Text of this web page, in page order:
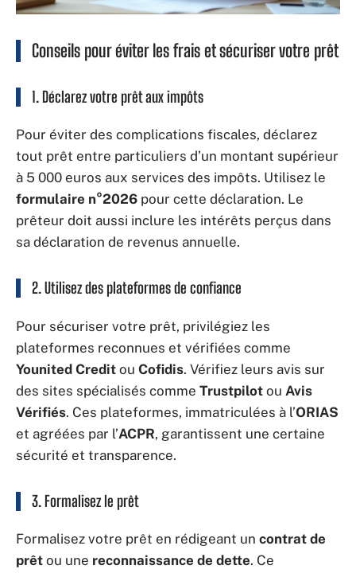
Conseils pour éviter les frais et sécuriser votre prêt
1. Déclarez votre prêt aux impôts
Pour éviter des complications fiscales, déclarez
tout prêt entre particuliers d’un montant supérieur
à 5 000 euros aux services des impôts. Utilisez le
formulaire n°2026 pour cette déclaration. Le
prêteur doit aussi inclure les intérêts perçus dans
sa déclaration de revenus annuelle.
2. Utilisez des plateformes de confiance
Pour sécuriser votre prêt, privilégiez les
plateformes reconnues et vérifiées comme
Younited Credit ou Cofidis. Vérifiez leurs avis sur
des sites spécialisés comme Trustpilot ou Avis
Vérifiés. Ces plateformes, immatriculées à l’ORIAS
et agréées par l’ACPR, garantissent une certaine
sécurité et transparence.
3. Formalisez le prêt
Formalisez votre prêt en rédigeant un contrat de
prêt ou une reconnaissance de dette. Ce